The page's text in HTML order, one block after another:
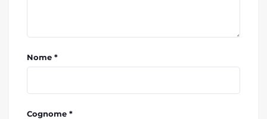
Nome *
Cognome *